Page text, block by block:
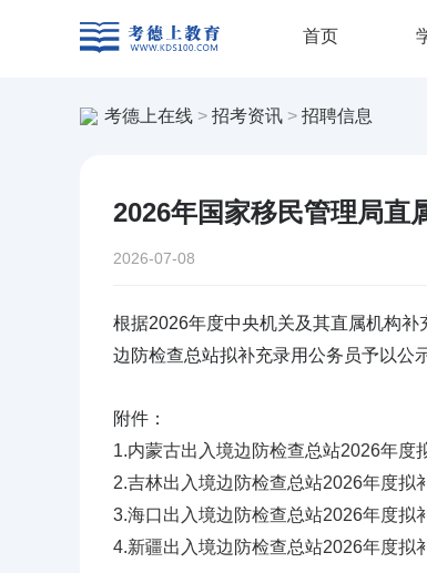
首页
考德上在线 > 招考资讯 > 招聘信息
2026年国家移民管理局直
2026-07-08
根据2026年度中央机关及其直属机构
边防检查总站拟补充录用公务员予以公
附件：
1.内蒙古出入境边防检查总站2026年度
2.吉林出入境边防检查总站2026年度拟
3.海口出入境边防检查总站2026年度拟
4.新疆出入境边防检查总站2026年度拟